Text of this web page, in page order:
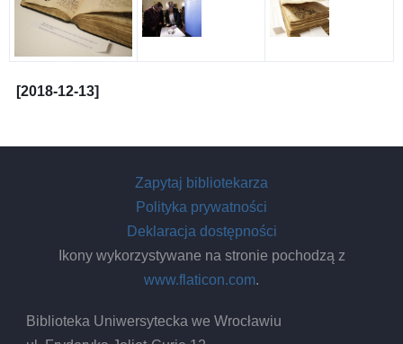
[2018-12-13]
Zapytaj bibliotekarza
Polityka prywatności
Deklaracja dostępności
Ikony wykorzystywane na stronie pochodzą z
www.flaticon.com.
Biblioteka Uniwersytecka we Wrocławiu